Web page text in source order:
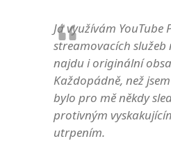
Já využívám YouTube
streamovacích služeb
najdu i originální
Každopádně, než
bylo pro mě někdy
protivným
utrpením.